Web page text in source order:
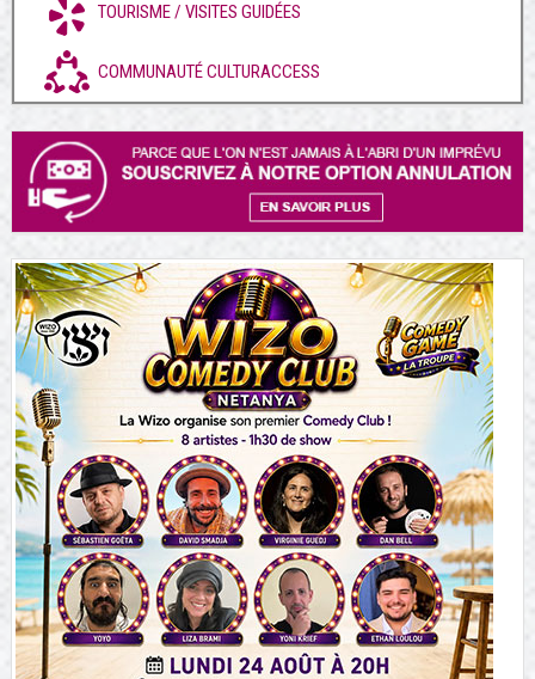
TOURISME / VISITES GUIDÉES
COMMUNAUTÉ CULTURACCESS